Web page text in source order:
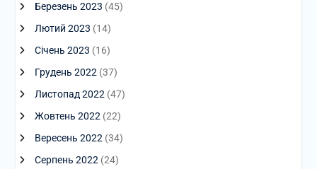
Березень 2023 (45)
Лютий 2023 (14)
Січень 2023 (16)
Грудень 2022 (37)
Листопад 2022 (47)
Жовтень 2022 (22)
Вересень 2022 (34)
Серпень 2022 (24)